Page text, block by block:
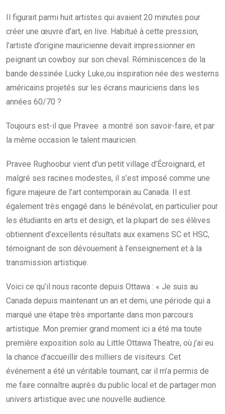
Il figurait parmi huit artistes qui avaient 20 minutes pour
créer une œuvre d’art, en live. Habitué à cette pression,
l’artiste d’origine mauricienne devait impressionner en
peignant un cowboy sur son cheval. Réminiscences de la
bande dessinée Lucky Luke,ou inspiration née des westerns
américains projetés sur les écrans mauriciens dans les
années 60/70 ?
Toujours est-il que Pravee a montré son savoir-faire, et par
la même occasion le talent mauricien.
Pravee Rughoobur vient d’un petit village d’Écroignard, et
malgré ses racines modestes, il s’est imposé comme une
figure majeure de l’art contemporain au Canada. Il est
également très engagé dans le bénévolat, en particulier pour
les étudiants en arts et design, et la plupart de ses élèves
obtiennent d’excellents résultats aux examens SC et HSC,
témoignant de son dévouement à l’enseignement et à la
transmission artistique.
Voici ce qu’il nous raconte depuis Ottawa : « Je suis au
Canada depuis maintenant un an et demi, une période qui a
marqué une étape très importante dans mon parcours
artistique. Mon premier grand moment ici a été ma toute
première exposition solo au Little Ottawa Theatre, où j’ai eu
la chance d’accueillir des milliers de visiteurs. Cet
événement a été un véritable tournant, car il m’a permis de
me faire connaître auprès du public local et de partager mon
univers artistique avec une nouvelle audience.